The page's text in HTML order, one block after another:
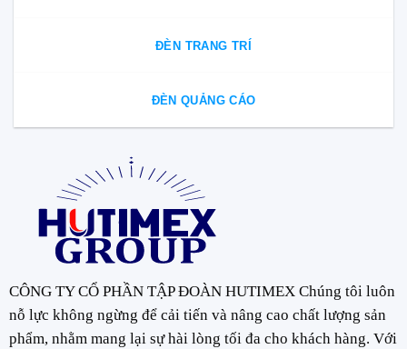
ĐÈN TRANG TRÍ
ĐÈN QUẢNG CÁO
CÔNG TY CỔ PHẦN TẬP ĐOÀN HUTIMEX Chúng tôi luôn
nỗ lực không ngừng để cải tiến và nâng cao chất lượng sản
phẩm, nhằm mang lại sự hài lòng tối đa cho khách hàng. Với